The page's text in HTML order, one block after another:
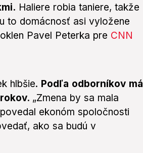
Haliere robia taniere, takže
to domácnosť asi vyložene
Pavel Peterka pre CNN
hlbšie. Podľa odborníkov má
„Zmena by sa mala
ekonóm spoločnosti
ako sa budú v